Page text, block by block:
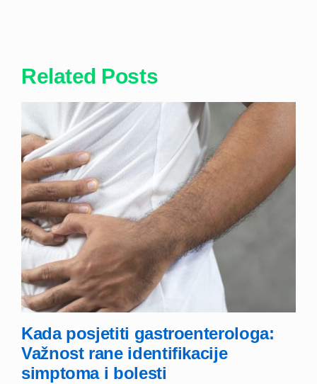
Related Posts
Kada posjetiti gastroenterologa:
Važnost rane identifikacije
simptoma i bolesti